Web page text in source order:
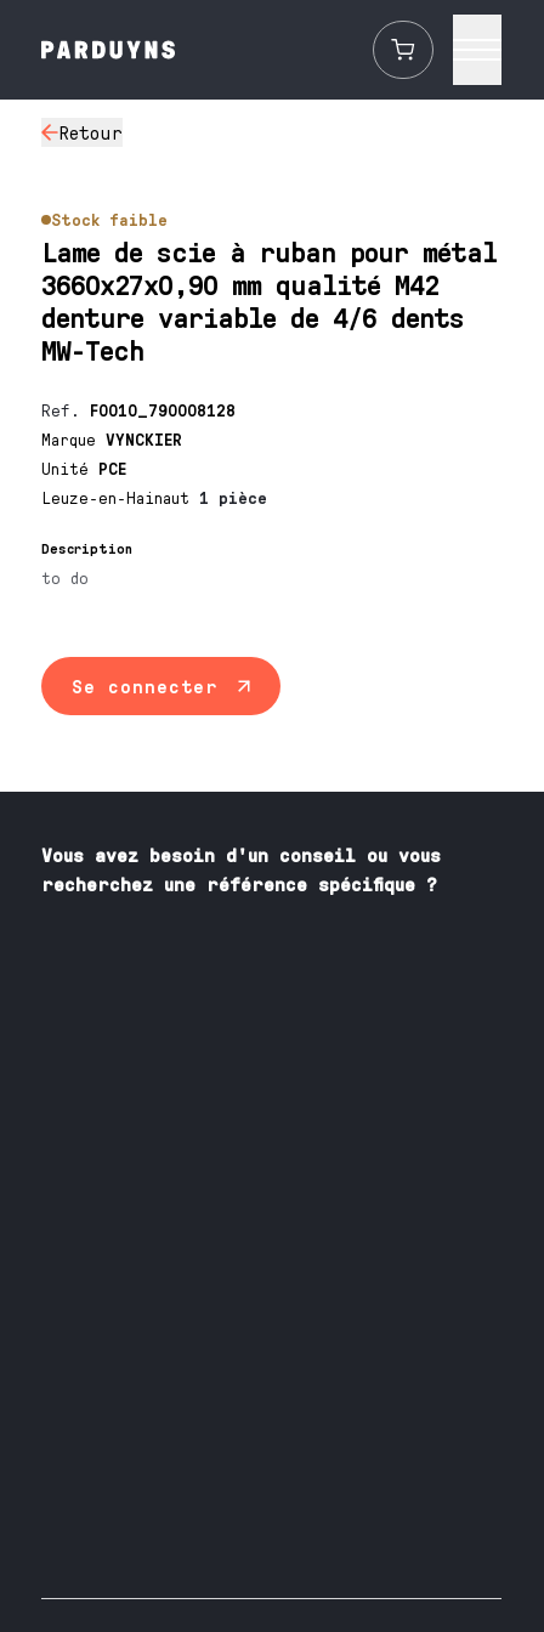
Retour
Stock faible
Lame de scie à ruban pour métal
3660x27x0,90 mm qualité M42
denture variable de 4/6 dents
MW-Tech
Ref. F0010_790008128
MarqueVYNCKIER
Unité PCE
Leuze-en-Hainaut 1 pièce
Description
to do
Se connecter
Vous avez besoin d'un conseil ou vous
recherchez une référence spécifique ?